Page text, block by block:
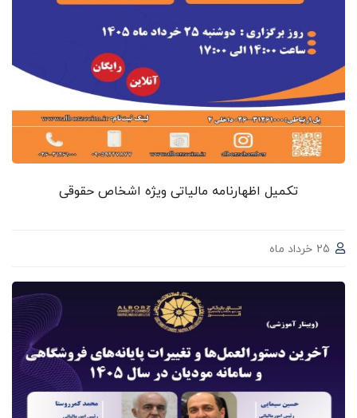
تکمیل اظهارنامه مالیاتی ویژه اشخاص حقوقی
25 خرداد ماه